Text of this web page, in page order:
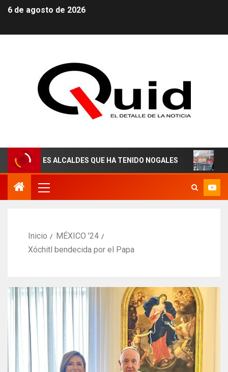
6 de agosto de 2026
ALCALDES QUE HA TENIDO NOGALES ¡AGUAS
Inicio
MÉXICO '24
Xóchitl bendecida por el Papa